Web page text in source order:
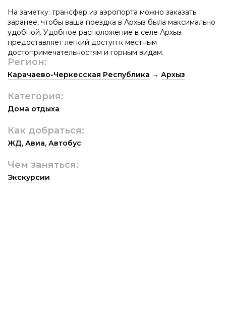
На заметку: трансфер из аэропорта можно заказать
заранее, чтобы ваша поездка в Архыз была максимально
удобной. Удобное расположение в селе Архыз
предоставляет легкий доступ к местным
достопримечательностям и горным видам.
Регион:
Карачаево-Черкесская Республика → Архыз
Категория:
Дома отдыха
Как добраться:
ЖД, Авиа, Автобус
Чем заняться:
Экскурсии